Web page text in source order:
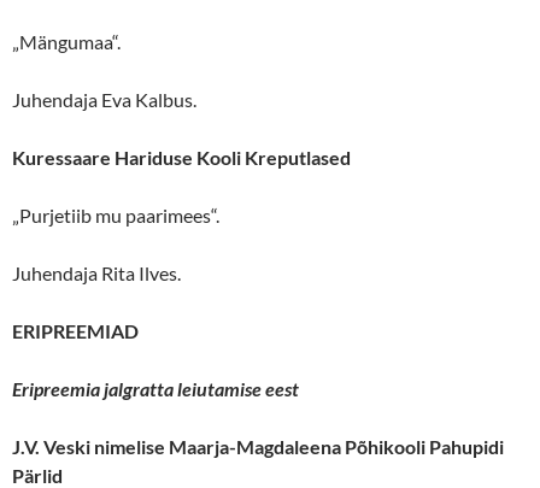
„Mängumaa“.
Juhendaja Eva Kalbus.
Kuressaare Hariduse Kooli Kreputlased
„Purjetiib mu paarimees“.
Juhendaja Rita Ilves.
ERIPREEMIAD
Eripreemia jalgratta leiutamise eest
J.V. Veski nimelise Maarja-Magdaleena Põhikooli Pahupidi
Pärlid